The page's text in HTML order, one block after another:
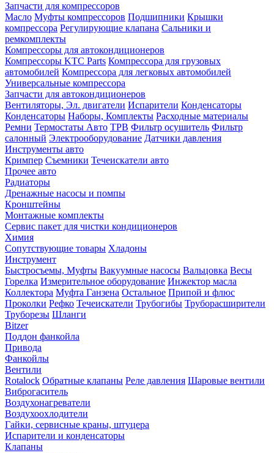
Запчасти для компрессоров
Масло Муфты компрессоров Подшипники Крышки
компрессора Регулирующие клапана Сальники и
ремкомплекты
Компрессоры для автокондиционеров
Компрессоры KTC Parts Компрессора для грузовых
автомобилей Компрессора для легковых автомобилей
Универсальные компрессора
Запчасти для автокондиционеров
Вентиляторы, Эл. двигатели Испарители Конденсаторы
Конденсаторы Наборы, Комплекты Расходные материалы
Ремни Термостаты Авто ТРВ Фильтр осушитель Фильтр
салонный Электрооборудование Датчики давления
Инструменты авто
Кримпер Съемники Течеискатели авто
Прочее авто
Радиаторы
Дренажные насосы и помпы
Кронштейны
Монтажные комплекты
Сервис пакет для чистки кондиционеров
Химия
Сопутствующие товары Хладоны
Инструмент
Быстросъемы, Муфты Вакуумные насосы Вальцовка Весы
Горелка Измерительное оборудование Инжектор масла
Коллектора Муфта Ганзена Остальное Припой и флюс
Проколки Рефко Течеискатели Трубогибы Труборасширители
Труборезы Шланги
Bitzer
Поддон фанкойла
Привода
Фанкойлы
Вентили
Rotalock Обратные клапаны Реле давления Шаровые вентили
Виброгаситель
Воздухонагреватели
Воздухоохлодители
Гайки, сервисные краны, штуцера
Испарители и конденсаторы
Клапаны